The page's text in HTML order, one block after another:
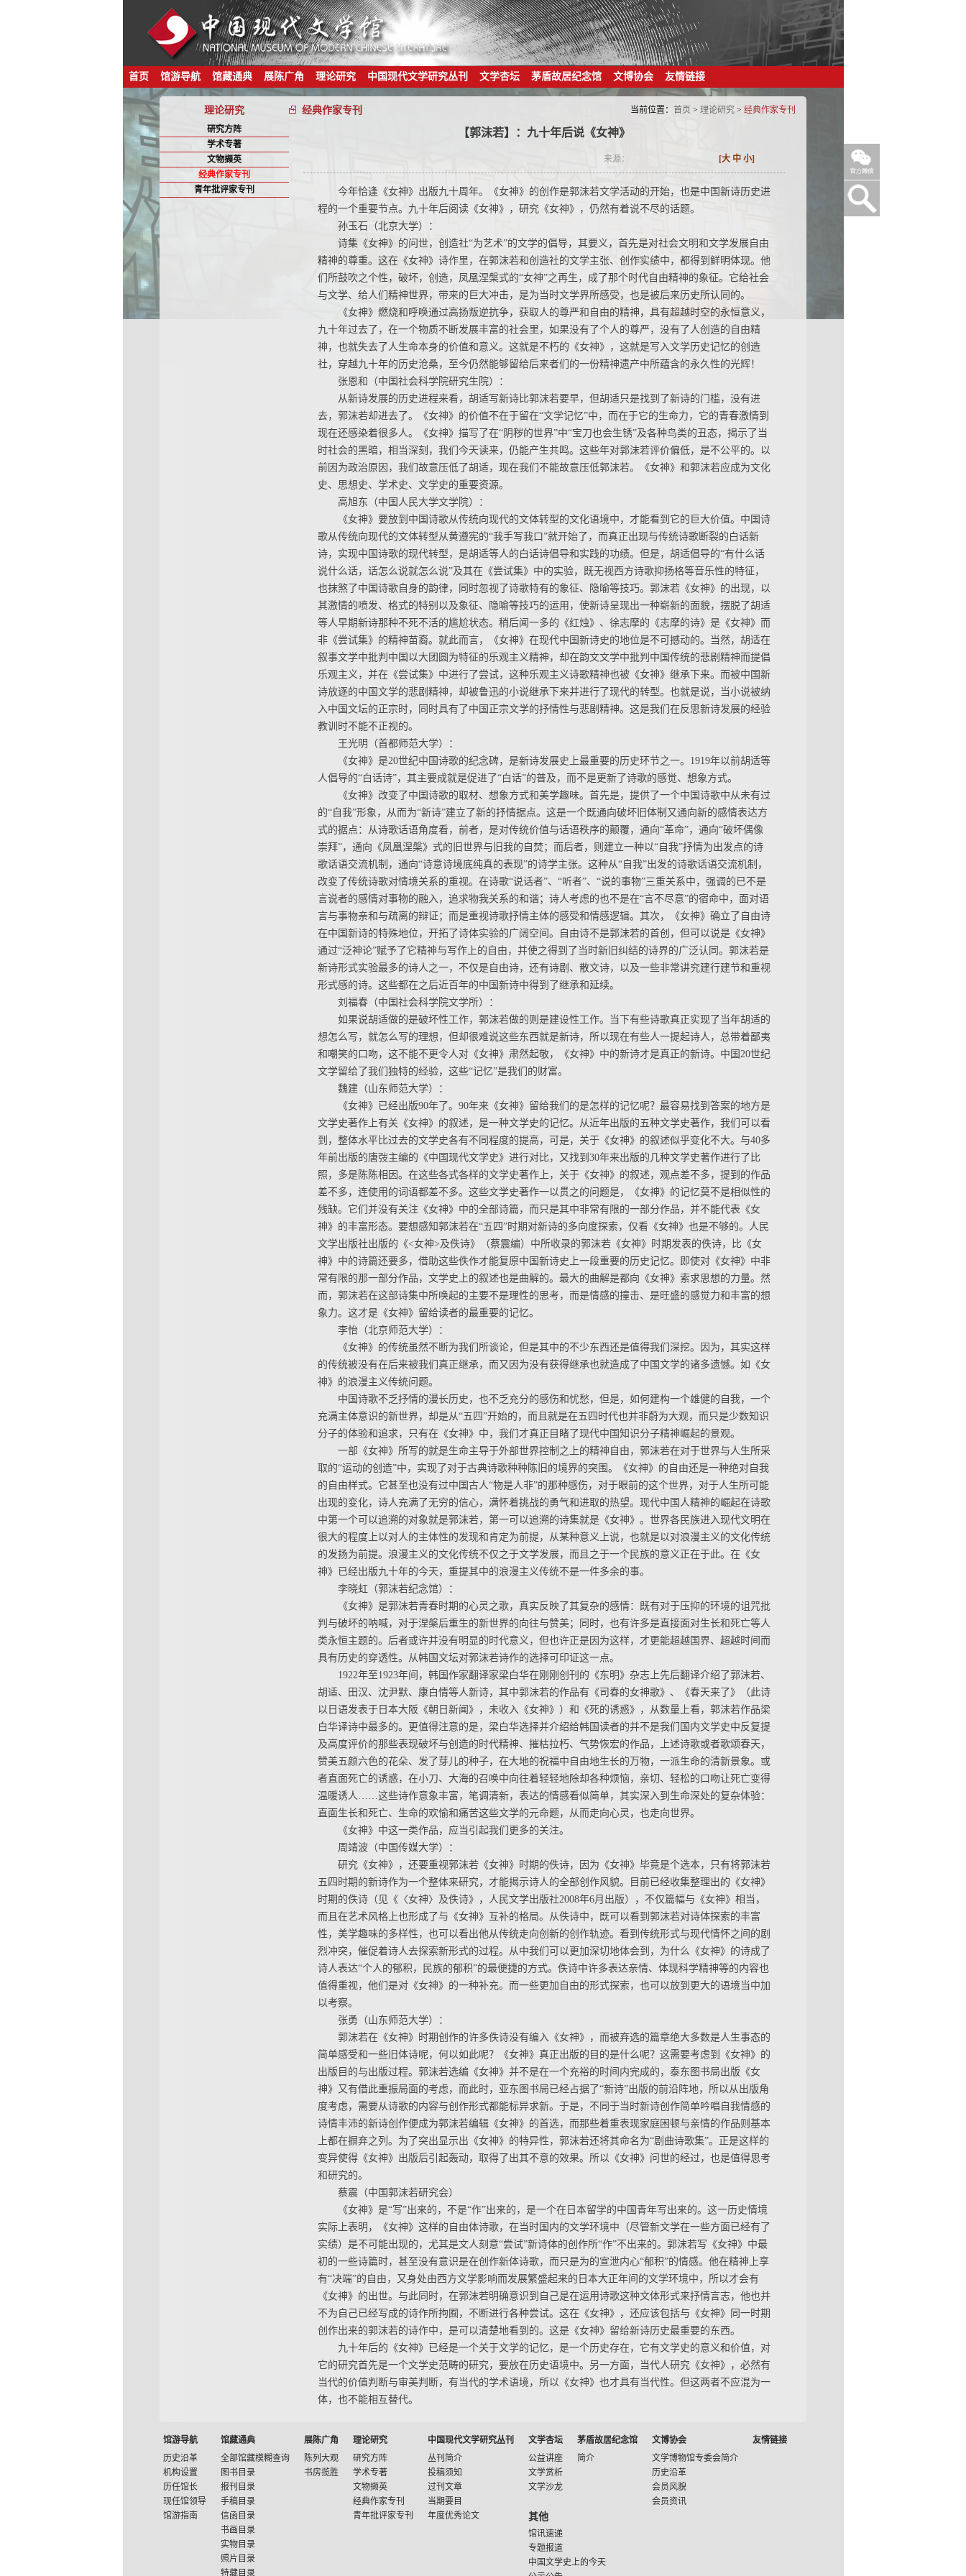
首页 馆游导航 馆藏通典 展陈广角 理论研究 中国现代文学研究丛刊 文学杏坛 茅盾故居纪念馆 文博协会 友情链接
理论研究 经典作家专刊 当前位置： 首页 > 理论研究 > 经典作家专刊
研究方阵
学术专著
文物撷英
经典作家专刊
青年批评家专刊
【郭沫若】：九十年后说《女神》
来源： [大 中 小]
今年恰逢《女神》出版九十周年。《女神》的创作是郭沫若文学活动的开始，也是中国新诗历史进
程的一个重要节点。九十年后阅读《女神》，研究《女神》，仍然有着说不尽的话题。
孙玉石（北京大学）：
诗集《女神》的问世，创造社“为艺术”的文学的倡导，其要义，首先是对社会文明和文学发展自由
精神的尊重。这在《女神》诗作里，在郭沫若和创造社的文学主张、创作实绩中，都得到鲜明体现。他
们所鼓吹之个性，破坏，创造，凤凰涅槃式的“女神”之再生，成了那个时代自由精神的象征。它给社会
与文学、给人们精神世界，带来的巨大冲击，是为当时文学界所感受，也是被后来历史所认同的。
《女神》燃烧和呼唤通过高扬叛逆抗争，获取人的尊严和自由的精神，具有超越时空的永恒意义，
九十年过去了，在一个物质不断发展丰富的社会里，如果没有了个人的尊严，没有了人创造的自由精
神，也就失去了人生命本身的价值和意义。这就是不朽的《女神》，这就是写入文学历史记忆的创造
社，穿越九十年的历史沧桑，至今仍然能够留给后来者们的一份精神遗产中所蕴含的永久性的光辉！
张恩和（中国社会科学院研究生院）：
从新诗发展的历史进程来看，胡适写新诗比郭沫若要早，但胡适只是找到了新诗的门槛，没有进
去，郭沫若却进去了。《女神》的价值不在于留在“文学记忆”中，而在于它的生命力，它的青春激情到
现在还感染着很多人。《女神》描写了在“阴秽的世界”中“宝刀也会生锈”及各种鸟类的丑态，揭示了当
时社会的黑暗，相当深刻，我们今天读来，仍能产生共鸣。这些年对郭沫若评价偏低，是不公平的。以
前因为政治原因，我们故意压低了胡适，现在我们不能故意压低郭沫若。《女神》和郭沫若应成为文化
史、思想史、学术史、文学史的重要资源。
高旭东（中国人民大学文学院）：
《女神》要放到中国诗歌从传统向现代的文体转型的文化语境中，才能看到它的巨大价值。中国诗
歌从传统向现代的文体转型从黄遵宪的“我手写我口”就开始了，而真正出现与传统诗歌断裂的白话新
诗，实现中国诗歌的现代转型，是胡适等人的白话诗倡导和实践的功绩。但是，胡适倡导的“有什么话
说什么话，话怎么说就怎么说”及其在《尝试集》中的实验，既无视西方诗歌抑扬格等音乐性的特征，
也抹煞了中国诗歌自身的韵律，同时忽视了诗歌特有的象征、隐喻等技巧。郭沫若《女神》的出现，以
其激情的喷发、格式的特别以及象征、隐喻等技巧的运用，使新诗呈现出一种崭新的面貌，摆脱了胡适
等人早期新诗那种不死不活的尴尬状态。稍后闻一多的《红烛》、徐志摩的《志摩的诗》是《女神》而
非《尝试集》的精神苗裔。就此而言，《女神》在现代中国新诗史的地位是不可撼动的。当然，胡适在
叙事文学中批判中国以大团圆为特征的乐观主义精神，却在韵文文学中批判中国传统的悲剧精神而提倡
乐观主义，并在《尝试集》中进行了尝试，这种乐观主义诗歌精神也被《女神》继承下来。而被中国新
诗放逐的中国文学的悲剧精神，却被鲁迅的小说继承下来并进行了现代的转型。也就是说，当小说被纳
入中国文坛的正宗时，同时具有了中国正宗文学的抒情性与悲剧精神。这是我们在反思新诗发展的经验
教训时不能不正视的。
王光明（首都师范大学）：
《女神》是20世纪中国诗歌的纪念碑，是新诗发展史上最重要的历史环节之一。1919年以前胡适等
人倡导的“白话诗”，其主要成就是促进了“白话”的普及，而不是更新了诗歌的感觉、想象方式。
《女神》改变了中国诗歌的取材、想象方式和美学趣味。首先是，提供了一个中国诗歌中从未有过
的“自我”形象，从而为“新诗”建立了新的抒情据点。这是一个既通向破坏旧体制又通向新的感情表达方
式的据点：从诗歌话语角度看，前者，是对传统价值与话语秩序的颠覆，通向“革命”，通向“破坏偶像
崇拜”，通向《凤凰涅槃》式的旧世界与旧我的自焚；而后者，则建立一种以“自我”抒情为出发点的诗
歌话语交流机制，通向“诗意诗境底纯真的表现”的诗学主张。这种从“自我”出发的诗歌话语交流机制，
改变了传统诗歌对情境关系的重视。在诗歌“说话者”、“听者”、“说的事物”三重关系中，强调的已不是
言说者的感情对事物的融入，追求物我关系的和谐；诗人考虑的也不是在“言不尽意”的宿命中，面对语
言与事物亲和与疏离的辩证；而是重视诗歌抒情主体的感受和情感逻辑。其次，《女神》确立了自由诗
在中国新诗的特殊地位，开拓了诗体实验的广阔空间。自由诗不是郭沫若的首创，但可以说是《女神》
通过“泛神论”赋予了它精神与写作上的自由，并使之得到了当时新旧纠结的诗界的广泛认同。郭沫若是
新诗形式实验最多的诗人之一，不仅是自由诗，还有诗剧、散文诗，以及一些非常讲究建行建节和重视
形式感的诗。这些都在之后近百年的中国新诗中得到了继承和延续。
刘福春（中国社会科学院文学所）：
如果说胡适做的是破坏性工作，郭沫若做的则是建设性工作。当下有些诗歌真正实现了当年胡适的
想怎么写，就怎么写的理想，但却很难说这些东西就是新诗，所以现在有些人一提起诗人，总带着鄙夷
和嘲笑的口吻，这不能不更令人对《女神》肃然起敬，《女神》中的新诗才是真正的新诗。中国20世纪
文学留给了我们独特的经验，这些“记忆”是我们的财富。
魏建（山东师范大学）：
《女神》已经出版90年了。90年来《女神》留给我们的是怎样的记忆呢？最容易找到答案的地方是
文学史著作上有关《女神》的叙述，是一种文学史的记忆。从近年出版的五种文学史著作，我们可以看
到，整体水平比过去的文学史各有不同程度的提高，可是，关于《女神》的叙述似乎变化不大。与40多
年前出版的唐弢主编的《中国现代文学史》进行对比，又找到30年来出版的几种文学史著作进行了比
照，多是陈陈相因。在这些各式各样的文学史著作上，关于《女神》的叙述，观点差不多，提到的作品
差不多，连使用的词语都差不多。这些文学史著作一以贯之的问题是，《女神》的记忆莫不是相似性的
残缺。它们并没有关注《女神》中的全部诗篇，而只是其中非常有限的一部分作品，并不能代表《女
神》的丰富形态。要想感知郭沫若在“五四”时期对新诗的多向度探索，仅看《女神》也是不够的。人民
文学出版社出版的《<女神>及佚诗》（蔡震编）中所收录的郭沫若《女神》时期发表的佚诗，比《女
神》中的诗篇还要多，借助这些佚作才能复原中国新诗史上一段重要的历史记忆。即使对《女神》中非
常有限的那一部分作品，文学史上的叙述也是曲解的。最大的曲解是都向《女神》索求思想的力量。然
而，郭沫若在这部诗集中所唤起的主要不是理性的思考，而是情感的撞击、是旺盛的感觉力和丰富的想
象力。这才是《女神》留给读者的最重要的记忆。
李怡（北京师范大学）：
《女神》的传统虽然不断为我们所谈论，但是其中的不少东西还是值得我们深挖。因为，其实这样
的传统被没有在后来被我们真正继承，而又因为没有获得继承也就造成了中国文学的诸多遗憾。如《女
神》的浪漫主义传统问题。
中国诗歌不乏抒情的漫长历史，也不乏充分的感伤和忧愁，但是，如何建构一个雄健的自我，一个
充满主体意识的新世界，却是从“五四”开始的，而且就是在五四时代也并非蔚为大观，而只是少数知识
分子的体验和追求，只有在《女神》中，我们才真正目睹了现代中国知识分子精神崛起的景观。
一部《女神》所写的就是生命主导于外部世界控制之上的精神自由，郭沫若在对于世界与人生所采
取的“运动的创造”中，实现了对于古典诗歌种种陈旧的境界的突围。《女神》的自由还是一种绝对自我
的自由样式。它甚至也没有过中国古人“物是人非”的那种感伤，对于眼前的这个世界，对于人生所可能
出现的变化，诗人充满了无穷的信心，满怀着挑战的勇气和进取的热望。现代中国人精神的崛起在诗歌
中第一个可以追溯的对象就是郭沫若，第一可以追溯的诗集就是《女神》。世界各民族进入现代文明在
很大的程度上以对人的主体性的发现和肯定为前提，从某种意义上说，也就是以对浪漫主义的文化传统
的发扬为前提。浪漫主义的文化传统不仅之于文学发展，而且之于一个民族的意义正在于此。在《女
神》已经出版九十年的今天，重提其中的浪漫主义传统不是一件多余的事。
李晓虹（郭沫若纪念馆）：
《女神》是郭沫若青春时期的心灵之歌，真实反映了其复杂的感情：既有对于压抑的环境的诅咒批
判与破坏的呐喊，对于涅槃后重生的新世界的向往与赞美；同时，也有许多是直接面对生长和死亡等人
类永恒主题的。后者或许并没有明显的时代意义，但也许正是因为这样，才更能超越国界、超越时间而
具有历史的穿透性。从韩国文坛对郭沫若诗作的选择可印证这一点。
1922年至1923年间，韩国作家翻译家梁白华在刚刚创刊的《东明》杂志上先后翻译介绍了郭沫若、
胡适、田汉、沈尹默、康白情等人新诗，其中郭沫若的作品有《司春的女神歌》、《春天来了》（此诗
以日语发表于日本大阪《朝日新闻》，未收入《女神》）和《死的诱惑》，从数量上看，郭沫若作品梁
白华译诗中最多的。更值得注意的是，梁白华选择并介绍给韩国读者的并不是我们国内文学史中反复提
及高度评价的那些表现破坏与创造的时代精神、摧枯拉朽、气势恢宏的作品，上述诗歌或者歌颂春天，
赞美五颜六色的花朵、发了芽儿的种子，在大地的祝福中自由地生长的万物，一派生命的清新景象。或
者直面死亡的诱惑，在小刀、大海的召唤中向往着轻轻地除却各种烦恼，亲切、轻松的口吻让死亡变得
温暖诱人……这些诗作意象丰富，笔调清新，表达的情感看似简单，其实深入到生命深处的复杂体验：
直面生长和死亡、生命的欢愉和痛苦这些文学的元命题，从而走向心灵，也走向世界。
《女神》中这一类作品，应当引起我们更多的关注。
周靖波（中国传媒大学）：
研究《女神》，还要重视郭沫若《女神》时期的佚诗，因为《女神》毕竟是个选本，只有将郭沫若
五四时期的新诗作为一个整体来研究，才能揭示诗人的全部创作风貌。目前已经收集整理出的《女神》
时期的佚诗（见《〈女神〉及佚诗》，人民文学出版社2008年6月出版），不仅篇幅与《女神》相当，
而且在艺术风格上也形成了与《女神》互补的格局。从佚诗中，既可以看到郭沫若对诗体探索的丰富
性，美学趣味的多样性，也可以看出他从传统走向创新的创作轨迹。看到传统形式与现代情怀之间的剧
烈冲突，催促着诗人去探索新形式的过程。从中我们可以更加深切地体会到，为什么《女神》的诗成了
诗人表达“个人的郁积，民族的郁积”的最便捷的方式。佚诗中许多表达亲情、体现科学精神等的内容也
值得重视，他们是对《女神》的一种补充。而一些更加自由的形式探索，也可以放到更大的语境当中加
以考察。
张勇（山东师范大学）：
郭沫若在《女神》时期创作的许多佚诗没有编入《女神》，而被弃选的篇章绝大多数是人生事态的
简单感受和一些旧体诗呢，何以如此呢？《女神》真正出版的目的是什么呢？这需要考虑到《女神》的
出版目的与出版过程。郭沫若选编《女神》并不是在一个充裕的时间内完成的，泰东图书局出版《女
神》又有借此重振局面的考虑，而此时，亚东图书局已经占据了“新诗”出版的前沿阵地，所以从出版角
度考虑，需要从诗歌的内容与创作形式都能标异求新。于是，不同于当时新诗创作简单吟唱自我情感的
诗情丰沛的新诗创作便成为郭沫若编辑《女神》的首选，而那些着重表现家庭困顿与亲情的作品则基本
上都在摒弃之列。为了突出显示出《女神》的特异性，郭沫若还将其命名为“剧曲诗歌集”。正是这样的
变异使得《女神》出版后引起轰动，取得了出其不意的效果。所以《女神》问世的经过，也是值得思考
和研究的。
蔡震（中国郭沫若研究会）
《女神》是“写”出来的，不是“作”出来的，是一个在日本留学的中国青年写出来的。这一历史情境
实际上表明，《女神》这样的自由体诗歌，在当时国内的文学环境中（尽管新文学在一些方面已经有了
实绩）是不可能出现的，尤其是文人刻意“尝试”新诗体的创作所“作”不出来的。郭沫若写《女神》中最
初的一些诗篇时，甚至没有意识是在创作新体诗歌，而只是为的宣泄内心“郁积”的情感。他在精神上享
有“决端”的自由，又身处由西方文学影响而发展繁盛起来的日本大正年间的文学环境中，所以才会有
《女神》的出世。与此同时，在郭沫若明确意识到自己是在运用诗歌这种文体形式来抒情言志，他也并
不为自己已经写成的诗作所拘囿，不断进行各种尝试。这在《女神》，还应该包括与《女神》同一时期
创作出来的郭沫若的诗作中，是可以清楚地看到的。这是《女神》留给新诗历史最重要的东西。
九十年后的《女神》已经是一个关于文学的记忆，是一个历史存在，它有文学史的意义和价值，对
它的研究首先是一个文学史范畴的研究，要放在历史语境中。另一方面，当代人研究《女神》，必然有
当代的价值判断与审美判断，有当代的学术语境，所以《女神》也才具有当代性。但这两者不应混为一
体，也不能相互替代。
馆游导航
历史沿革
机构设置
历任馆长
现任馆领导
馆游指南
馆藏通典
全部馆藏模糊查询
图书目录
报刊目录
手稿目录
信函目录
书画目录
实物目录
照片目录
特藏目录
展陈广角
陈列大观
书房揽胜
理论研究
研究方阵
学术专著
文物撷英
经典作家专刊
青年批评家专刊
中国现代文学研究丛刊
丛刊简介
投稿须知
过刊文章
当期要目
年度优秀论文
文学杏坛
公益讲座
文学赏析
文学沙龙
茅盾故居纪念馆
简介
文博协会
文学博物馆专委会简介
历史沿革
会员风貌
会员资讯
友情链接
其他
馆讯速递
专题报道
中国文学史上的今天